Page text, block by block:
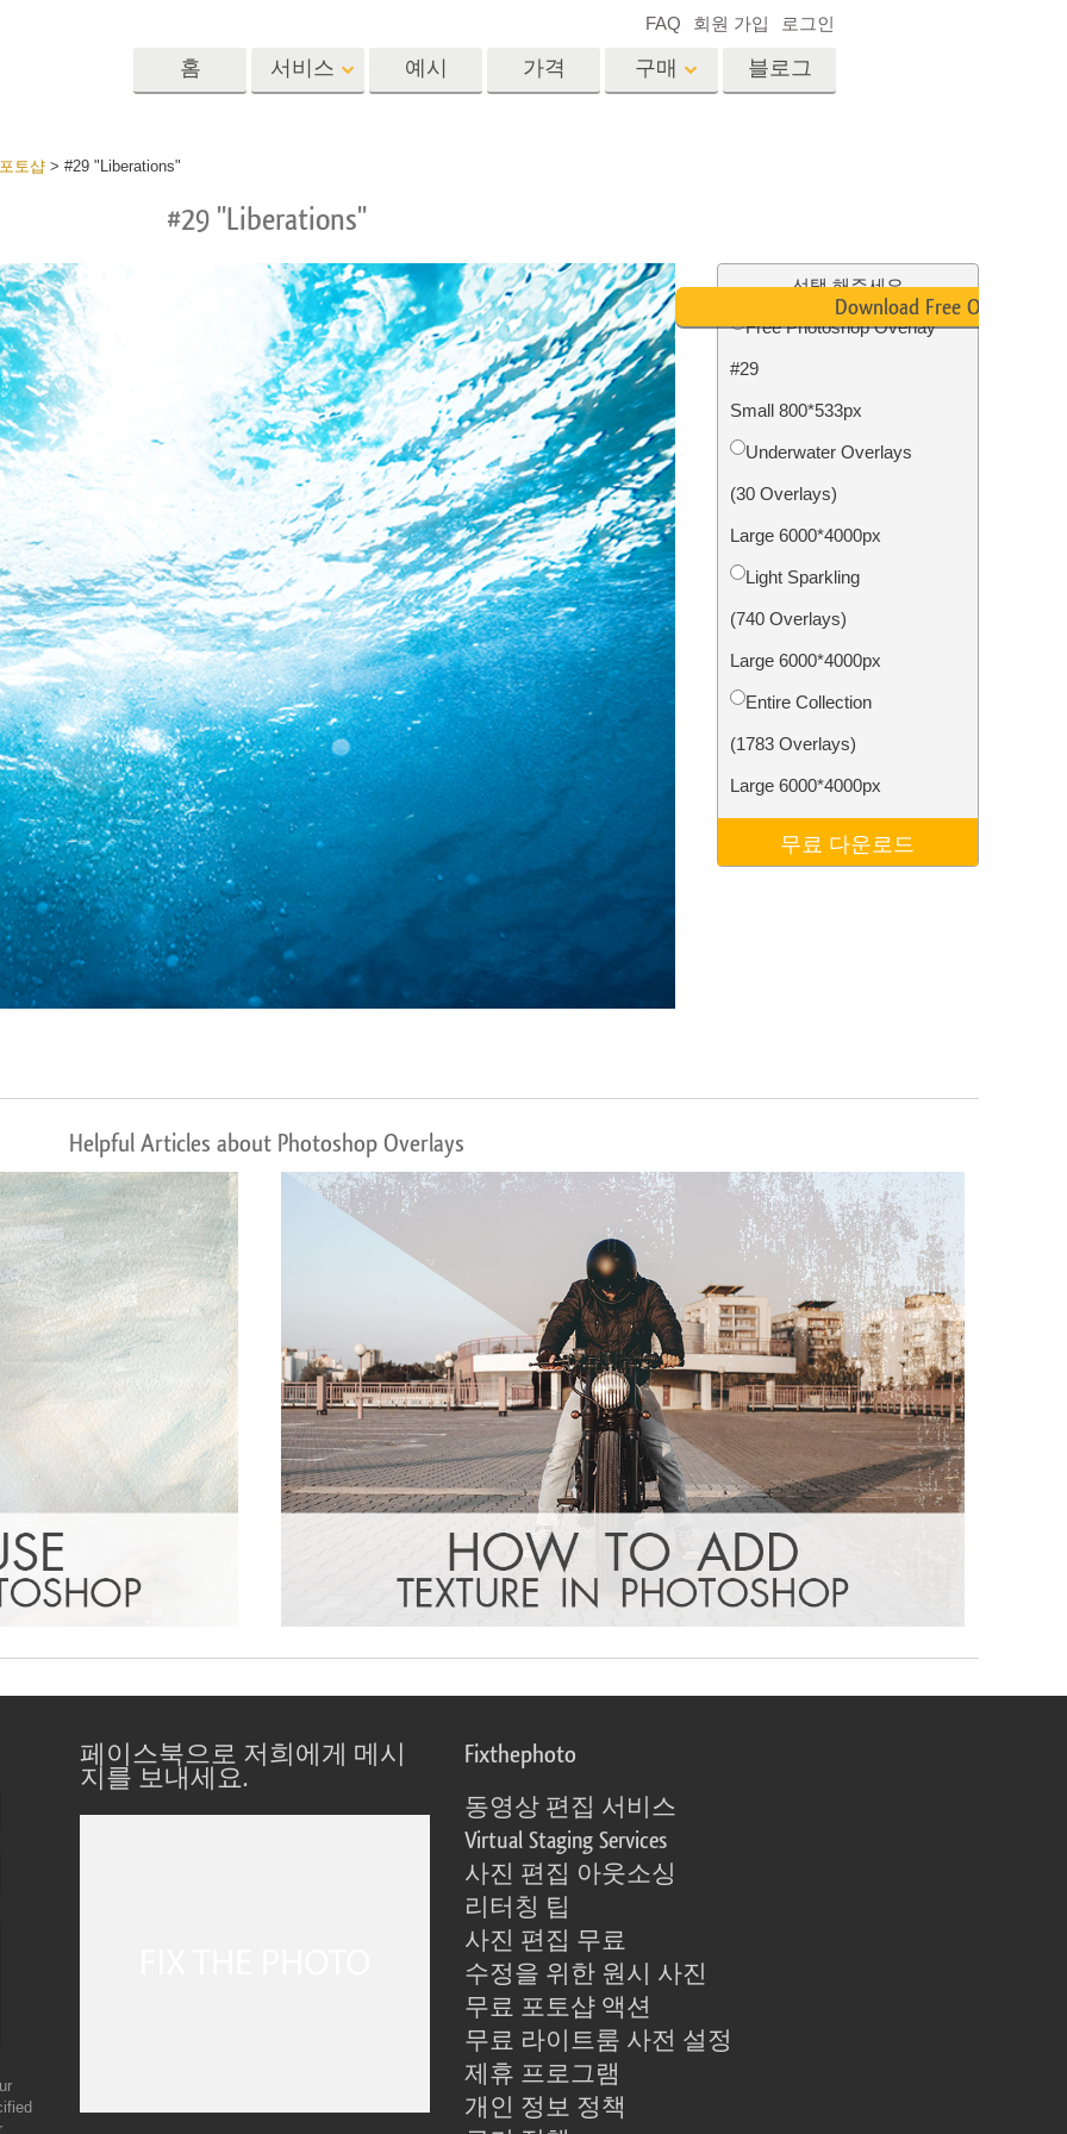
홈 서비스
편집 서비스 AI로 생성된 의류 모델 이미지 조작 서비스 사진 서비스
터칭 서비스 주얼리 리터칭 서비스 AI 훈련 데이터 Video Editing Services
예시 가격 구매
프리셋
렉션
포토샵 액션
포토샵 오버레이
포토샵 텍스처
Ps Actions 전체 컬렉션
Ps 오버레이 전체 컬렉
발렌타인 데이 카드
결혼식 초대장
어린이 생일 초대장
블로그
FAQ 회원 가입 로그인
토샵> #29 "Liberations"
#29 "Liberations"
선택 해주세요
Free Photoshop Overlay
#29
Small 800*533px
Underwater Overlays
(30 Overlays)
Large 6000*4000px
Light Sparkling
(740 Overlays)
Large 6000*4000px
Entire Collection
(1783 Overlays)
Large 6000*4000px
무료 다운로드
Download Free Overlay
Helpful Articles about Photoshop Overlays
페이스북으로 저희에게 메시
지를 보내세요.
Fixthephoto
동영상 편집 서비스
Virtual Staging Services
사진 편집 아웃소싱
리터칭 팁
사진 편집 무료
수정을 위한 원시 사진
무료 포토샵 액션
무료 라이트룸 사전 설정
제휴 프로그램
개인 정보 정책